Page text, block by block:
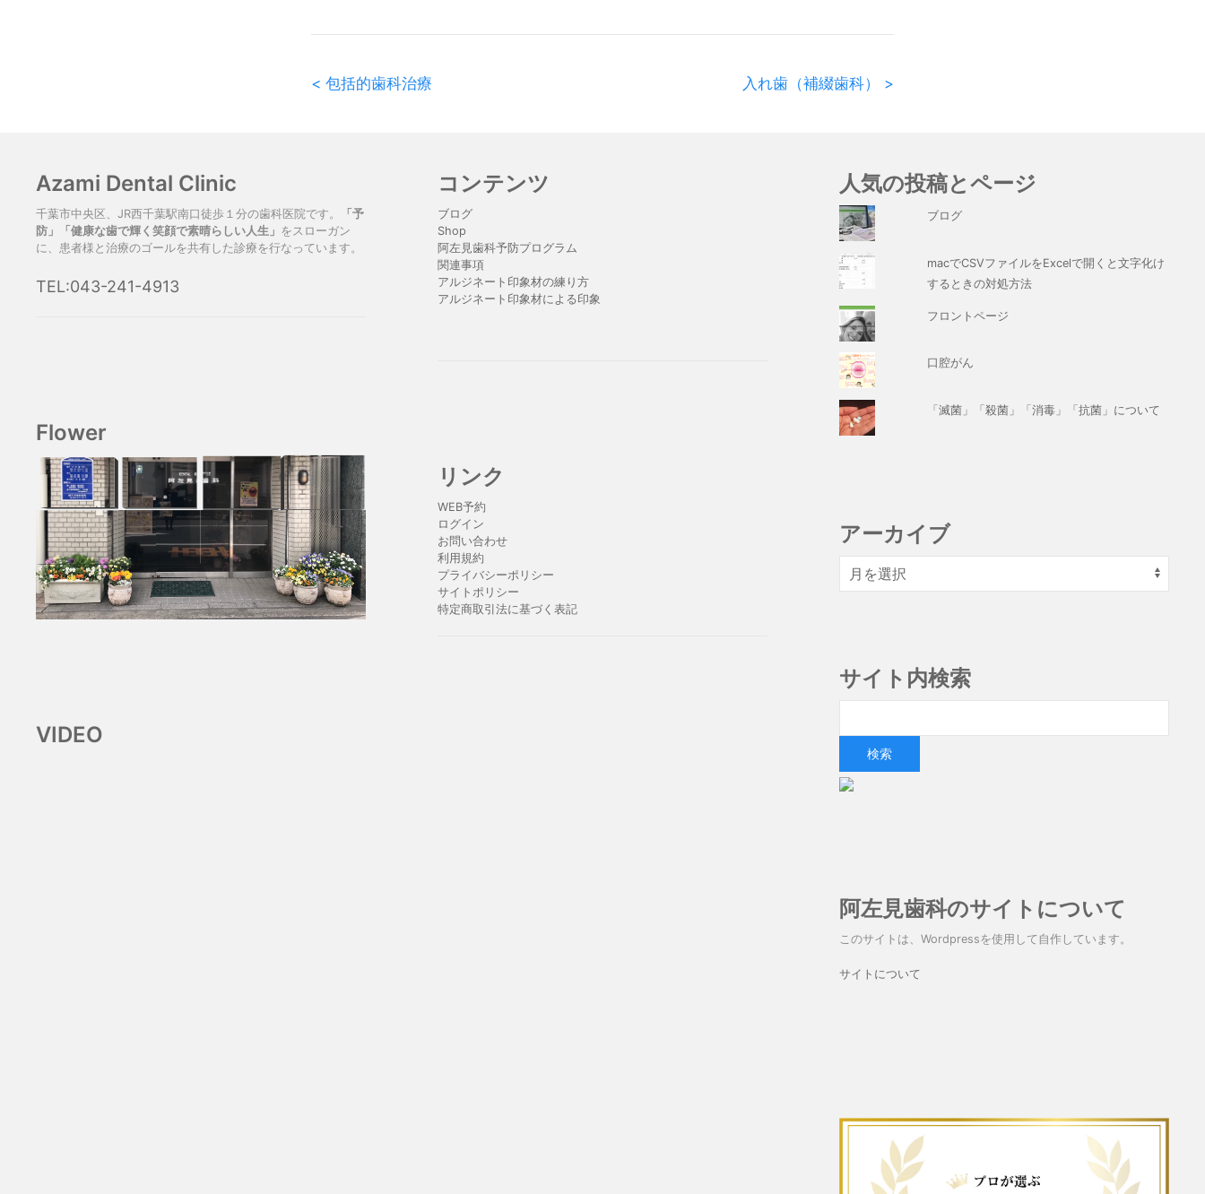
入れ歯（補綴歯科） >
< 包括的歯科治療
Azami Dental Clinic
千葉市中央区、JR西千葉駅南口徒歩１分の歯科医院です。
「予
防」「健康な歯で輝く笑顔で素晴らしい人生」 をスローガン
に、患者様と治療のゴールを共有した診療を行なっています。
TEL:043-241-4913
Flower
VIDEO
コンテンツ
ブログ
Shop
阿左見歯科予防プログラム
関連事項
アルジネート印象材の練り方
アルジネート印象材による印象
リンク
WEB予約
ログイン
お問い合わせ
利用規約
プライバシーポリシー
サイトポリシー
特定商取引法に基づく表記
人気の投稿とページ
ブログ
macでCSVファイルをExcelで開くと文字化け
するときの対処方法
フロントページ
口腔がん
「滅菌」「殺菌」「消毒」「抗菌」について
アーカイブ
サイト内検索
阿左見歯科のサイトについて
このサイトは、Wordpressを使用して自作しています。
サイトについて